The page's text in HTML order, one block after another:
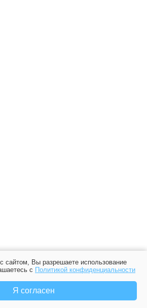
сайтом, Вы разрешаете использование
с Политикой конфиденциальности
Я согласен